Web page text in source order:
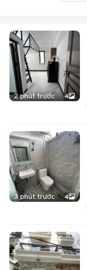
2 phút trước 4
3 phút trước 4